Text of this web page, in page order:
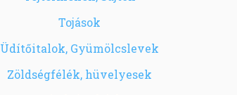
Tojások
Üdítőitalok, Gyümölcslevek
Zöldségfélék, hüvelyesek